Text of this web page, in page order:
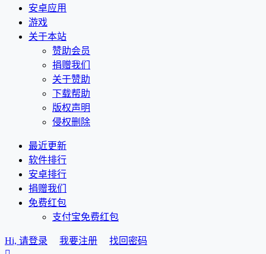
安卓应用
游戏
关于本站
赞助会员
捐赠我们
关于赞助
下载帮助
版权声明
侵权删除
最近更新
软件排行
安卓排行
捐赠我们
免费红包
支付宝免费红包
Hi, 请登录 我要注册
找回密码